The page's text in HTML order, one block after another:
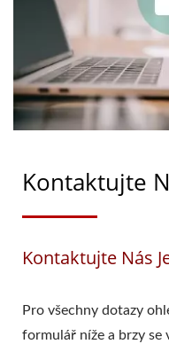
Kontaktujte
Kontaktujte Nás
Pro všechny dotazy
formulář níže a brzy se